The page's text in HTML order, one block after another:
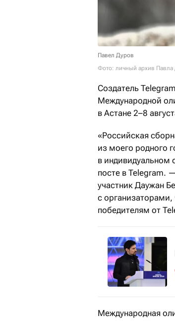
Павел Дуров
Фото: личный архив Павла
Создатель
Международной
в Астане 2–8
«Российская
из моего родного
в индивидуальном
посте в Telegram.
участник Даужан
с
победителям от
Международная